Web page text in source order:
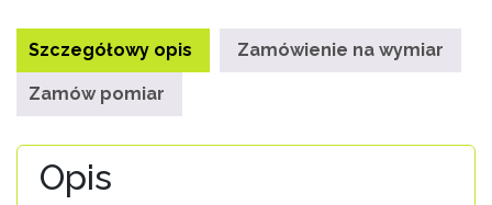
MINI
DZIEŃ
NOC
BIAŁY
Szczegółowy opis Zamówienie na wymiar
Zamów pomiar
Opis